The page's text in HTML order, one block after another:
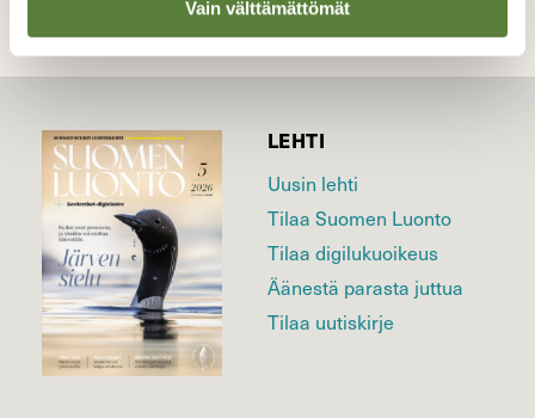
Vain välttämättömät
LEHTI
Uusin lehti
Tilaa Suomen Luonto
Tilaa digilukuoikeus
Äänestä parasta juttua
Tilaa uutiskirje